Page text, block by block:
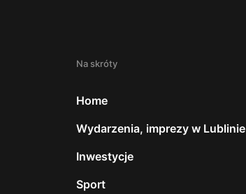
Na skróty
Home
Wydarzenia, imprezy w Lublinie
Inwestycje
Sport